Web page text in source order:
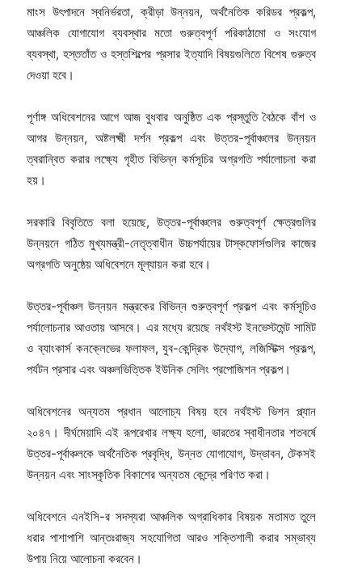
মাংস উৎপাদনে স্বনির্ভরতা, ক্রীড়া উন্নয়ন, অর্থনৈতিক করিডর প্রকল্প,
আঞ্চলিক যোগাযোগ ব্যবস্থার মতো গুরুত্বপূর্ণ পরিকাঠামো ও সংযোগ
ব্যবস্থা, হস্ততাঁত ও হস্তশিল্পের প্রসার ইত্যাদি বিষয়গুলিতে বিশেষ গুরুত্ব
দেওয়া হবে।
পূর্ণাঙ্গ অধিবেশনের আগে আজ বুধবার অনুষ্ঠিত এক প্রস্তুতি বৈঠকে বাঁশ ও
আগর উন্নয়ন, অষ্টলক্ষ্মী দর্শন প্রকল্প এবং উত্তর-পূর্বাঞ্চলের উন্নয়ন
ত্বরান্বিত করার লক্ষ্যে গৃহীত বিভিন্ন কর্মসূচির অগ্রগতি পর্যালোচনা করা
হয়।
সরকারি বিবৃতিতে বলা হয়েছে, উত্তর-পূর্বাঞ্চলের গুরুত্বপূর্ণ ক্ষেত্রগুলির
উন্নয়নে গঠিত মুখ্যমন্ত্রী-নেতৃত্বাধীন উচ্চপর্যায়ের টাস্কফোর্সগুলির কাজের
অগ্রগতি অনুষ্ঠেয় অধিবেশনে মূল্যায়ন করা হবে।
উত্তর-পূর্বাঞ্চল উন্নয়ন মন্ত্রকের বিভিন্ন গুরুত্বপূর্ণ প্রকল্প এবং কর্মসূচিও
পর্যালোচনার আওতায় আসবে। এর মধ্যে রয়েছে নর্থইস্ট ইনভেস্টমেন্ট সামিট
ও ব্যাংকার্স কনক্লেভের ফলাফল, যুব-কেন্দ্রিক উদ্যোগ, লজিস্টিক্স প্রকল্প,
পর্যটন প্রসার এবং অঞ্চলভিত্তিক ইউনিক সেলিং প্রপোজিশন প্রকল্প।
অধিবেশনের অন্যতম প্রধান আলোচ্য বিষয় হবে নর্থইস্ট ভিশন প্ল্যান
২০৪৭। দীর্ঘমেয়াদি এই রূপরেখার লক্ষ্য হলো, ভারতের স্বাধীনতার শতবর্ষে
উত্তর-পূর্বাঞ্চলকে অর্থনৈতিক প্রবৃদ্ধি, উন্নত যোগাযোগ, উদ্ভাবন, টেকসই
উন্নয়ন এবং সাংস্কৃতিক বিকাশের অন্যতম কেন্দ্রে পরিণত করা।
অধিবেশনে এনইসি-র সদস্যরা আঞ্চলিক অগ্রাধিকার বিষয়ক মতামত তুলে
ধরার পাশাপাশি আন্তঃরাজ্য সহযোগিতা আরও শক্তিশালী করার সম্ভাব্য
উপায় নিয়ে আলোচনা করবেন।